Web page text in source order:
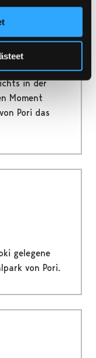
eine der
für
man sich
in der
Moment
Pori das
gelegene
von Pori.